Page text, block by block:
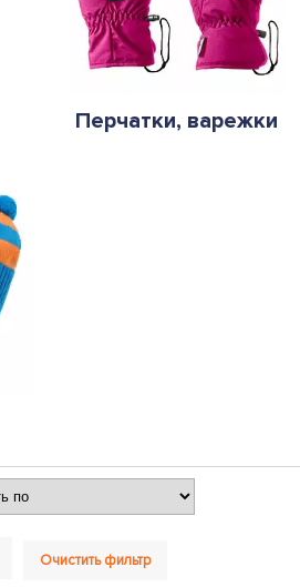
Перчатки, варежки
Очистить фильтр